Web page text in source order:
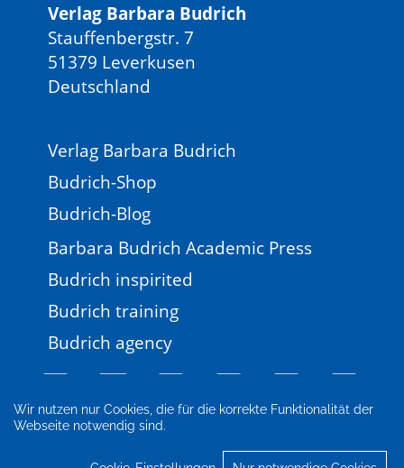
Wir nutzen nur Cookies, die für die korrekte Funktionalität der
Webseite notwendig sind.
Verlag Barbara Budrich
Stauffenbergstr. 7
51379 Leverkusen
Deutschland
Verlag Barbara Budrich
Budrich-Shop
Budrich-Blog
Barbara Budrich Academic Press
Budrich inspirited
Budrich training
Budrich agency
Impressum